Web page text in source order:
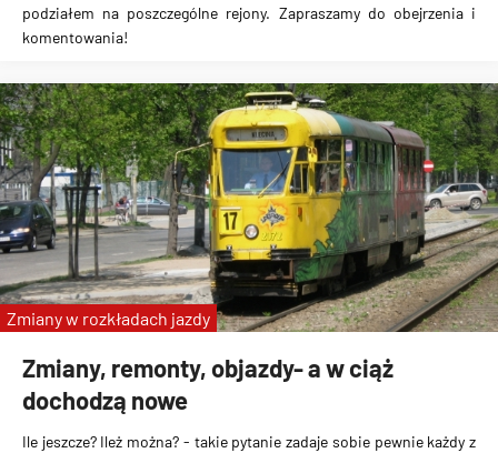
podziałem na poszczególne rejony. Zapraszamy do obejrzenia i
komentowania!
Zmiany, remonty, objazdy- a w ciąż
dochodzą nowe
Ile jeszcze? Ileż można? - takie pytanie zadaje sobie pewnie każdy z
Zmiany w rozkładach jazdy